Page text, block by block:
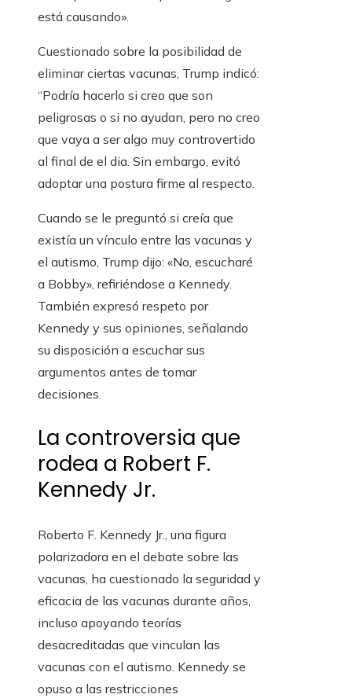
está causando».
Cuestionado sobre la posibilidad de
eliminar ciertas vacunas, Trump indicó:
“Podría hacerlo si creo que son
peligrosas o si no ayudan, pero no creo
que vaya a ser algo muy controvertido
al final de el dia. Sin embargo, evitó
adoptar una postura firme al respecto.
Cuando se le preguntó si creía que
existía un vínculo entre las vacunas y
el autismo, Trump dijo: «No, escucharé
a Bobby», refiriéndose a Kennedy.
También expresó respeto por
Kennedy y sus opiniones, señalando
su disposición a escuchar sus
argumentos antes de tomar
decisiones.
La controversia que
rodea a Robert F.
Kennedy Jr.
Roberto F. Kennedy Jr., una figura
polarizadora en el debate sobre las
vacunas, ha cuestionado la seguridad y
eficacia de las vacunas durante años,
incluso apoyando teorías
desacreditadas que vinculan las
vacunas con el autismo. Kennedy se
opuso a las restricciones